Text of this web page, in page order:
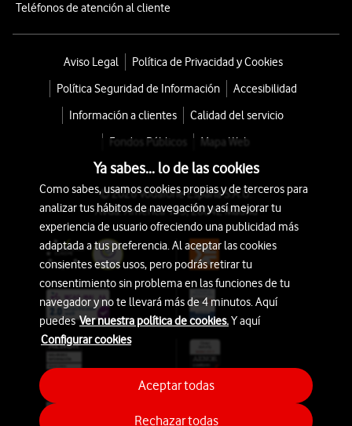
Teléfonos de atención al cliente
Aviso Legal
Política de Privacidad y Cookies
Política Seguridad de Información
Accesibilidad
Información a clientes
Calidad del servicio
Fondos Públicos
Mapa Web
© 2026 Vodafone España S.A.U.
Avda. América 115, 28042 Madrid
Ya sabes... lo de las cookies
Como sabes, usamos cookies propias y de terceros para
analizar tus hábitos de navegación y así mejorar tu
experiencia de usuario ofreciendo una publicidad más
adaptada a tus preferencia. Al aceptar las cookies
consientes estos usos, pero podrás retirar tu
consentimiento sin problema en las funciones de tu
navegador y no te llevará más de 4 minutos. Aquí
puedesVer nuestra política de cookies.Y aquí
Configurar cookies
Rechazar todas
Aceptar todas